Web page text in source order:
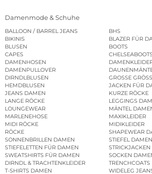
Damenmode & Schuhe
BALLOON / BARREL JEANS
BHS
BIKINIS
BLAZER FÜR
BLUSEN
BOOTS
CAPES
DAMENHOSEN
DAMENPULLOVER
DIRNDLBLUSEN
GROSSE
HEMDBLUSEN
JACKEN FÜR
JEANS DAMEN
KURZE RÖCKE
LANGE RÖCKE
LEGGINGS
LOUNGEWEAR
MÄNTEL
MARLENEHOSE
MAXIKLEIDER
MIDI RÖCKE
MIDIKLEIDER
RÖCKE
SHAPEWEAR
SONNENBRILLEN DAMEN
STIEFEL DAMEN
STIEFELETTEN FÜR DAMEN
SWEATSHIRTS FÜR DAMEN
SOCKEN
DIRNDL & TRACHTENKLEIDER
TRENCHCOATS
T-SHIRTS DAMEN
WIDELEG